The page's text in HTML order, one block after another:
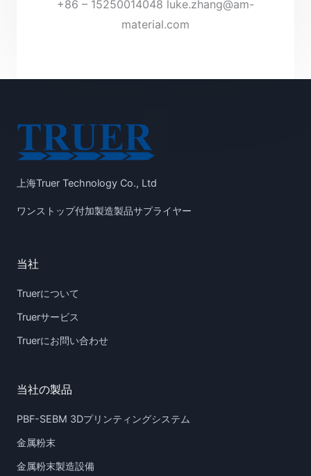
+86 – 15250014048 luke.zhang@am-
material.com
上海Truer Technology Co., Ltd
ワンストップ付加製造製品サプライヤー
当社
Truerについて
Truerサービス
Truerにお問い合わせ
当社の製品
PBF-SEBM 3Dプリンティングシステム
金属粉末
金属粉末製造設備